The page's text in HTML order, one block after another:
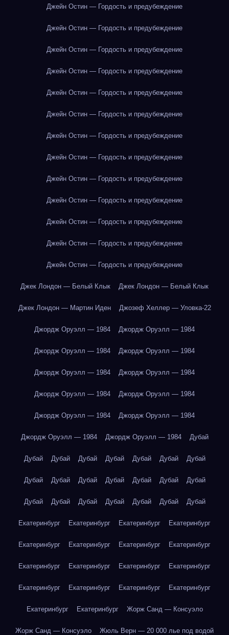
Джейн Остин — Гордость и предубеждение
Джейн Остин — Гордость и предубеждение
Джейн Остин — Гордость и предубеждение
Джейн Остин — Гордость и предубеждение
Джейн Остин — Гордость и предубеждение
Джейн Остин — Гордость и предубеждение
Джейн Остин — Гордость и предубеждение
Джейн Остин — Гордость и предубеждение
Джейн Остин — Гордость и предубеждение
Джейн Остин — Гордость и предубеждение
Джейн Остин — Гордость и предубеждение
Джейн Остин — Гордость и предубеждение
Джейн Остин — Гордость и предубеждение
Джек Лондон — Белый Клык Джек Лондон — Белый Клык
Джек Лондон — Мартин Иден Джозеф Хеллер — Уловка-22
Джордж Оруэлл — 1984 Джордж Оруэлл — 1984
Джордж Оруэлл — 1984 Джордж Оруэлл — 1984
Джордж Оруэлл — 1984 Джордж Оруэлл — 1984
Джордж Оруэлл — 1984 Джордж Оруэлл — 1984
Джордж Оруэлл — 1984 Джордж Оруэлл — 1984
Джордж Оруэлл — 1984 Джордж Оруэлл — 1984 Дубай
Дубай Дубай Дубай Дубай Дубай Дубай Дубай
Дубай Дубай Дубай Дубай Дубай Дубай Дубай
Дубай Дубай Дубай Дубай Дубай Дубай Дубай
Екатеринбург Екатеринбург Екатеринбург Екатеринбург
Екатеринбург Екатеринбург Екатеринбург Екатеринбург
Екатеринбург Екатеринбург Екатеринбург Екатеринбург
Екатеринбург Екатеринбург Екатеринбург Екатеринбург
Екатеринбург Екатеринбург Жорж Санд — Консуэло
Жорж Санд — Консуэло Жюль Верн — 20 000 лье под водой